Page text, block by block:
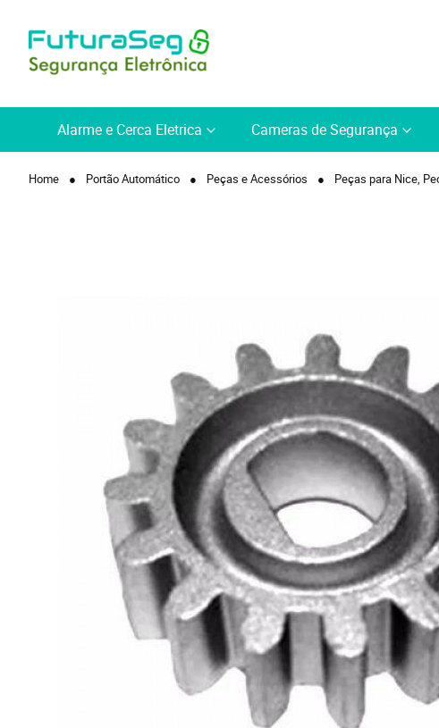
Alarme e Cerca Eletrica Cameras de Segurança
Home Portão Automático Peças e Acessórios Peças para Nice,